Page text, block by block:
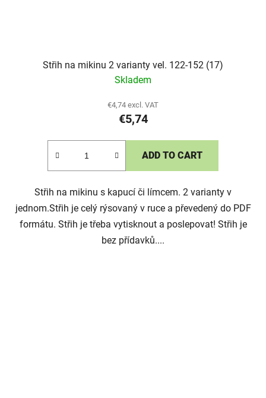
Střih na mikinu 2 varianty vel. 122-152 (17)
Skladem
€4,74 excl. VAT
€5,74
ADD TO CART
Střih na mikinu s kapucí či límcem. 2 varianty v
jednom.Střih je celý rýsovaný v ruce a převedený do PDF
formátu. Střih je třeba vytisknout a poslepovat! Střih je
bez přídavků....